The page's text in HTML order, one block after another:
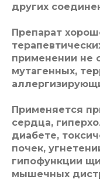
других
Препарат
применении не
мутагенных,
Применяется
сердца,
диабете,
почек,
гипофункции
мышечных